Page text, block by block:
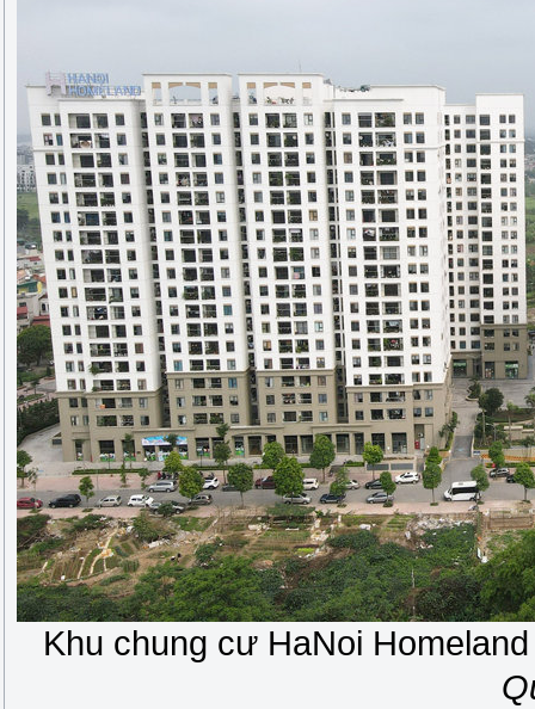
Khu chung cư HaNoi